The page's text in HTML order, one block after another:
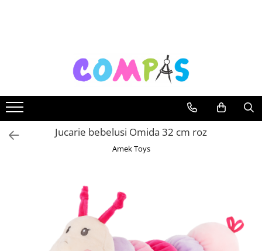
Noutăți Librăria Compas
Souvenir România
Rechizite școlare
Instrumente de scris
Stilouri școlare
Creioane mecanice
Creioane colorate
Creioane cerate
Jucarie bebelusi Omida 32 cm roz
Amek Toys